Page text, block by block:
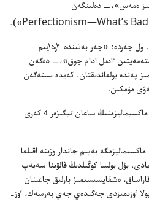
ە‌مە‌س»،‏—‏ دە‌لىنگە‌ن
‏»)‏.‏
ول جە‌ردە:‏ «جە‌ر بە‌تىندە ٵردايىم
ٵدىل ادام جوق»،‏—‏ دە‌گە‌ن
پە‌ندە بولعاندىقتان،‏ كە‌يدە ىستە‌گە‌ن
مۇ‌مكىن.‏
بۇ‌عان كوڭىلىڭ تۇ‌سە مە؟‏ ولاي بولسا،‏ ماكسيماليزمنىڭ ساعان تيگىزە‌ر 4 كە‌رى
ماكسيماليزمگە بە‌يىم جاندار وزىنە اقىلعا
بۇ‌ل بولسا كوڭىلدىڭ قالۋىنا سە‌بە‌پ
ە‌شقايسىسىمىز بارلىق جاعىنان
بولا ٶزىمىزدى جە‌گىدە‌ي جە‌ي بە‌رسە‌ك،‏ ٶز-‏